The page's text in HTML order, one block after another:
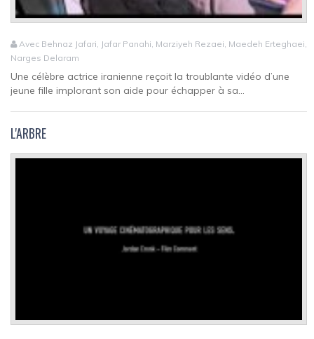
Avec Behnaz Jafari, Jafar Panahi, Marziyeh Rezaei, Maedeh Erteghaei,
Narges Delaram
Une célèbre actrice iranienne reçoit la troublante vidéo d’une
jeune fille implorant son aide pour échapper à sa...
L'ARBRE